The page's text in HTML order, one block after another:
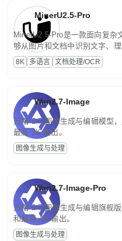
MinerU2.5-Pro
MinerU2.5-Pro是一款面向复杂
够从图片和文档中识别文字、
为便于存储、检索和二次处理的
8K 多语言 文档处理/OCR
Wan2.7-Image
万相 2.7 图像生成与编辑模型
最高 2K 输出。
图像生成与处理
Wan2.7-Image-Pro
万相 2.7 图像生成与编辑旗舰
和最高 4K 输出。
图像生成与处理